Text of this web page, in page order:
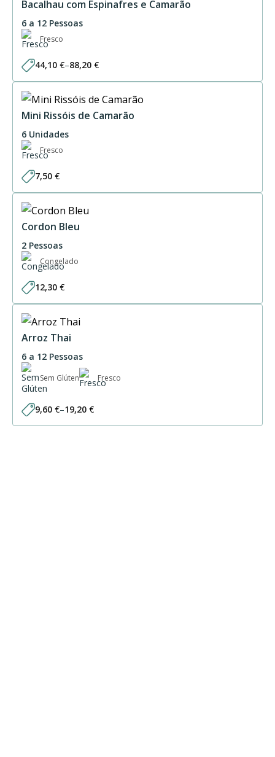
Bacalhau com Espinafres e Camarão
6 a 12 Pessoas
Fresco
44,10 €–88,20 €
Price
range:
through
88,20 €
Mini Rissóis de Camarão
6 Unidades
Fresco
7,50 €
Cordon Bleu
2 Pessoas
Congelado
12,30 €
Arroz Thai
6 a 12 Pessoas
Sem Glúten Fresco
9,60 €–19,20 €
Price
range: